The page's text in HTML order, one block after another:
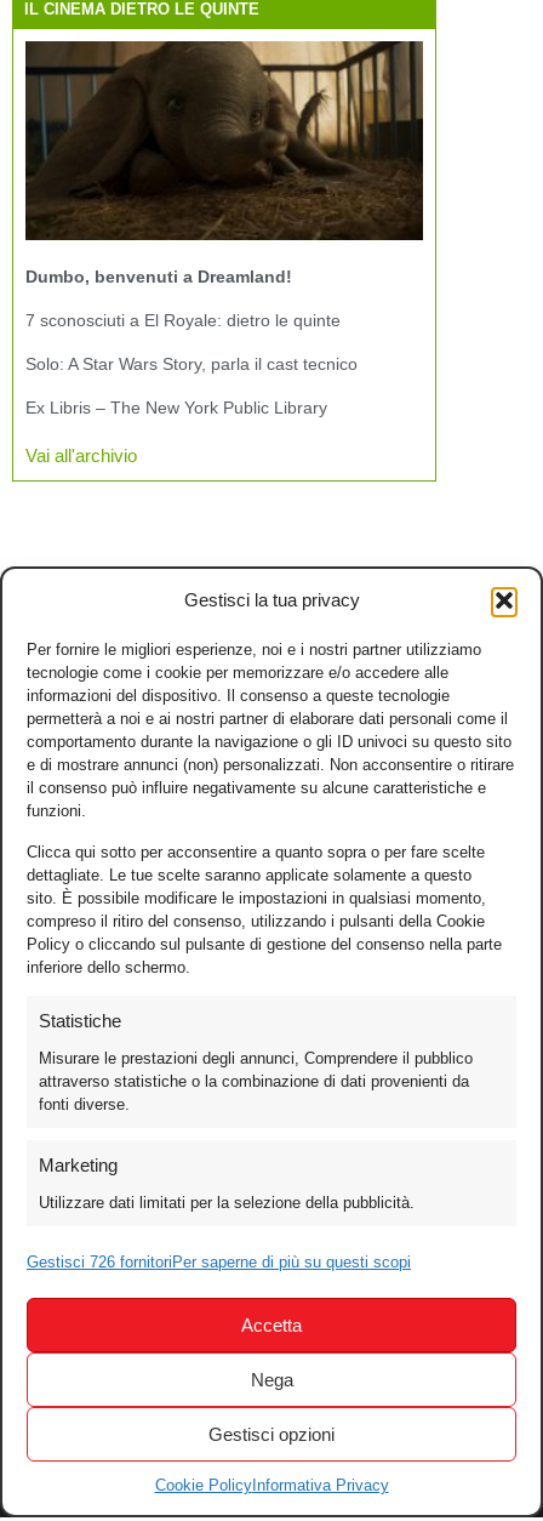
Gestisci la tua privacy
Per fornire le migliori esperienze, noi e i nostri partner utilizziamo
tecnologie come i cookie per memorizzare e/o accedere alle
informazioni del dispositivo. Il consenso a queste tecnologie
permetterà a noi e ai nostri partner di elaborare dati personali come il
comportamento durante la navigazione o gli ID univoci su questo sito
e di mostrare annunci (non) personalizzati. Non acconsentire o ritirare
il consenso può influire negativamente su alcune caratteristiche e
funzioni.
Clicca qui sotto per acconsentire a quanto sopra o per fare scelte
dettagliate. Le tue scelte saranno applicate solamente a questo
sito. È possibile modificare le impostazioni in qualsiasi momento,
compreso il ritiro del consenso, utilizzando i pulsanti della Cookie
Policy o cliccando sul pulsante di gestione del consenso nella parte
inferiore dello schermo.
Statistiche
Misurare le prestazioni degli annunci, Comprendere il pubblico
attraverso statistiche o la combinazione di dati provenienti da
fonti diverse.
Marketing
Utilizzare dati limitati per la selezione della pubblicità.
Gestisci 726 fornitori Per saperne di più su questi scopi
Accetta
Nega
Gestisci opzioni
Cookie PolicyInformativa Privacy
IL CINEMA DIETRO LE QUINTE
Dumbo, benvenuti a Dreamland!
7 sconosciuti a El Royale: dietro le quinte
Solo: A Star Wars Story, parla il cast tecnico
Ex Libris – The New York Public Library
Vai all'archivio
Games
Test
Audio
Festival & Concorsi
Iscriviti alla newsletter